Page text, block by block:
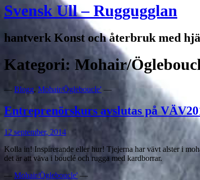
Svensk Ull – Ruggugglan
hantverk Konst och återbruk med
Kategori: Mohair/
— Blogg, Mohair/Ögleboucle' —
Entreprenörskurs avslutas på
12 september, 2014
Kolla in! Inspirerande eller hur! Tjejerna har vävt alster i
det är att väva i bouclé och rugga med kardborrar.
— Mohair/Ögleboucle' —